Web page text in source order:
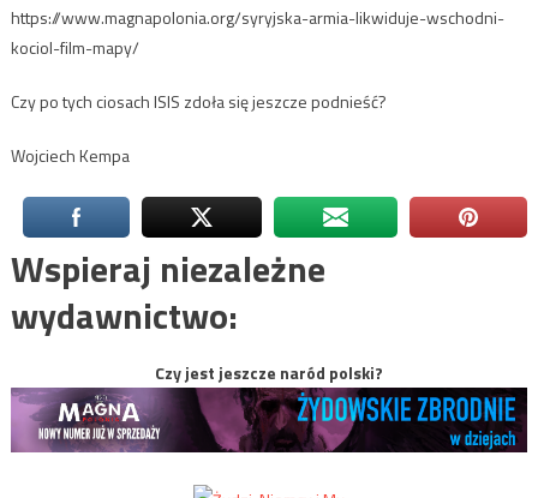
https://www.magnapolonia.org/syryjska-armia-likwiduje-wschodni-
kociol-film-mapy/
Czy po tych ciosach ISIS zdoła się jeszcze podnieść?
Wojciech Kempa
Wspieraj niezależne
wydawnictwo:
Czy jest jeszcze naród polski?